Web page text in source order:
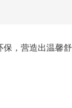
，营造出温